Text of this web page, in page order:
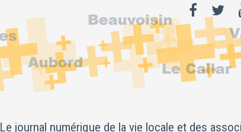
Le journal numérique de la vie locale et des